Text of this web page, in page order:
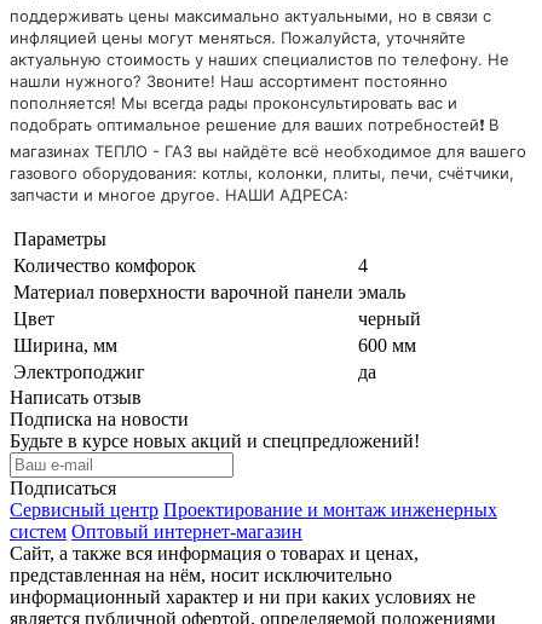
поддерживать цены максимально актуальными, но в связи с
инфляцией цены могут меняться. Пожалуйста, уточняйте
актуальную стоимость у наших специалистов по телефону. Не
нашли нужного? Звоните! Наш ассортимент постоянно
пополняется! Мы всегда рады проконсультировать вас и
подобрать оптимальное решение для ваших потребностей❗ В
магазинах ТЕПЛО - ГАЗ вы найдёте всё необходимое для вашего
газового оборудования: котлы, колонки, плиты, печи, счётчики,
запчасти и многое другое. НАШИ АДРЕСА:
Параметры
Количество комфорок
4
Материал поверхности варочной панели эмаль
Цвет
черный
Ширина, мм
600 мм
Электроподжиг
да
Написать отзыв
Подписка на новости
Будьте в курсе новых акций и спецпредложений!
Подписаться
Сервисный центр Проектирование и монтаж инженерных
систем Оптовый интернет-магазин
Сайт, а также вся информация о товарах и ценах,
представленная на нём, носит исключительно
информационный характер и ни при каких условиях не
является публичной офертой, определяемой положениями